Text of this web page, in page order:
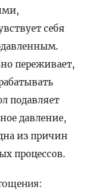
себя
переживает,
подавляет
давление,
из причин
процессов.